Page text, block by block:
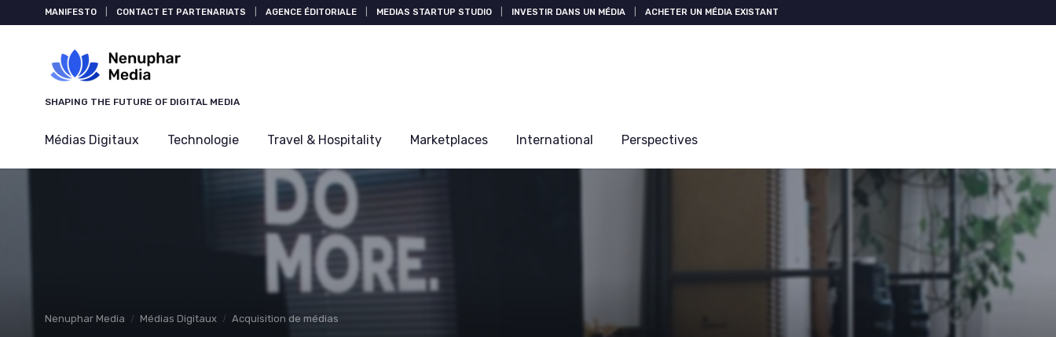
MANIFESTO CONTACT ET PARTENARIATS AGENCE ÉDITORIALE MEDIAS STARTUP STUDIO INVESTIR DANS UN MÉDIA ACHETER UN MÉDIA EXISTANT
SHAPING THE FUTURE OF DIGITAL MEDIA
Médias Digitaux Technologie Travel & Hospitality Marketplaces International Perspectives
Nenuphar Media Médias Digitaux Acquisition de médias
Panneau de gestion des cookies